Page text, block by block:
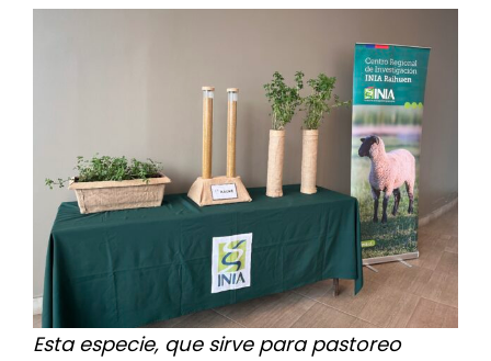
Esta especie, que sirve para pastoreo